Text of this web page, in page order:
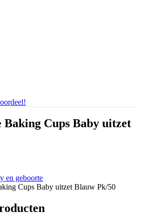
Cups Baby uitzet
en geboorte
Cups Baby uitzet Blauw Pk/50